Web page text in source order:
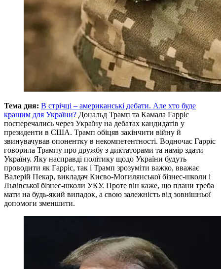
Тема дня: В стрічці – американські дебати. Але хто буде
кращим для України? Дональд Трамп та Камала Гарріс
посперечались через Україну на дебатах кандидатів у
президенти в США. Трамп обіцяв закінчити війну й
звинувачував опонентку в некомпетентності. Водночас Гарріс
говорила Трампу про дружбу з диктаторами та намір здати
Україну. Яку насправді політику щодо України будуть
проводити як Гарріс, так і Трамп зрозуміти важко, вважає
Валерій Пекар, викладач Києво-Могилянської бізнес-школи і
Львівської бізнес-школи УКУ. Проте він каже, що плани треба
мати на будь-який випадок, а свою залежність від зовнішньої
допомоги зменшити.